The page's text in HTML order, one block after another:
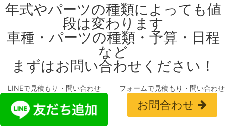
年式やパーツの種類によっても値
段は変わります
車種・パーツの種類・予算・日程
など
まずはお問い合わせください！
LINEで見積もり・問い合わせ フォームで見積もり・問い合わせ
お問合わせ